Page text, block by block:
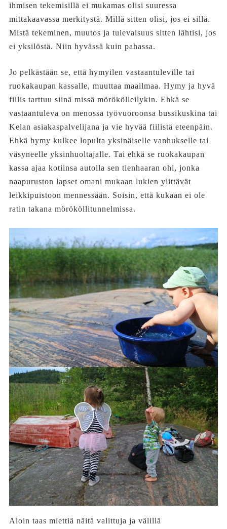
ihmisen tekemisillä ei mukamas olisi suuressa
mittakaavassa merkitystä. Millä sitten olisi, jos ei sillä.
Mistä tekeminen, muutos ja tulevaisuus sitten lähtisi, jos
ei yksilöstä. Niin hyvässä kuin pahassa.
Jo pelkästään se, että hymyilen vastaantuleville tai
ruokakaupan kassalle, muuttaa maailmaa. Hymy ja hyvä
fiilis tarttuu siinä missä mörökölleilykin. Ehkä se
vastaantuleva on menossa työvuoroonsa bussikuskina tai
Kelan asiakaspalvelijana ja vie hyvää fiilistä eteenpäin.
Ehkä hymy kulkee lopulta yksinäiselle vanhukselle tai
väsyneelle yksinhuoltajalle. Tai ehkä se ruokakaupan
kassa ajaa kotiinsa autolla sen tienhaaran ohi, jonka
naapuruston lapset omani mukaan lukien ylittävät
leikkipuistoon mennessään. Soisin, että kukaan ei ole
ratin takana mörököllitunnelmissa.
Aloin taas miettiä näitä valittuja ja välillä